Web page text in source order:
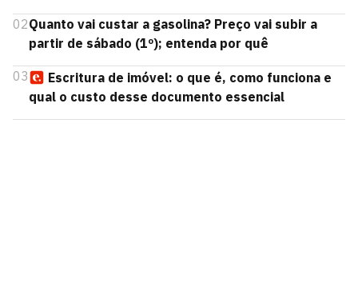
02Quanto vai custar a gasolina? Preço vai subir a
partir de sábado (1º); entenda por quê
03
Escritura de imóvel: o que é, como funciona e
qual o custo desse documento essencial